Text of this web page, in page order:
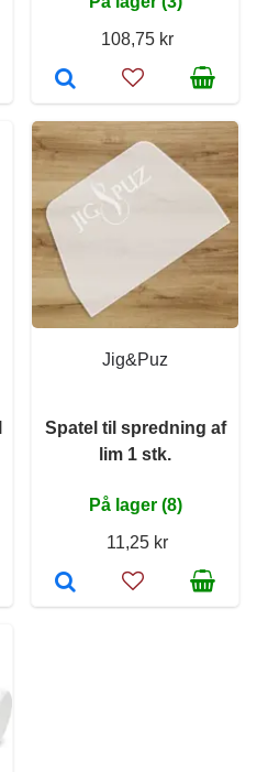
108,75 kr
Jig&Puz
Spatel til spredning af
lim 1 stk.
På lager (8)
11,25 kr